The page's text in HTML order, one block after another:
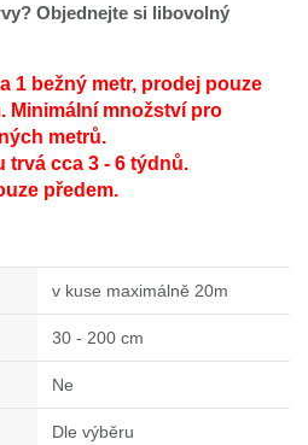
Objednejte si libovolný
1 bežný metr, prodej pouze
Minimální množství pro
metrů.
trvá cca 3 - 6 týdnů.
předem.
v kuse maximálně 20m
30 - 200 cm
Ne
Dle výběru